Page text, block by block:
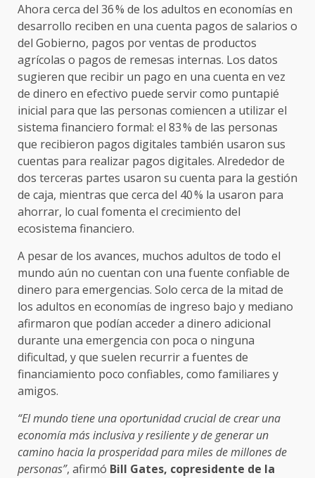
Ahora cerca del 36 % de los adultos en economías en
desarrollo reciben en una cuenta pagos de salarios o
del Gobierno, pagos por ventas de productos
agrícolas o pagos de remesas internas. Los datos
sugieren que recibir un pago en una cuenta en vez
de dinero en efectivo puede servir como puntapié
inicial para que las personas comiencen a utilizar el
sistema financiero formal: el 83 % de las personas
que recibieron pagos digitales también usaron sus
cuentas para realizar pagos digitales. Alrededor de
dos terceras partes usaron su cuenta para la gestión
de caja, mientras que cerca del 40 % la usaron para
ahorrar, lo cual fomenta el crecimiento del
ecosistema financiero.
A pesar de los avances, muchos adultos de todo el
mundo aún no cuentan con una fuente confiable de
dinero para emergencias. Solo cerca de la mitad de
los adultos en economías de ingreso bajo y mediano
afirmaron que podían acceder a dinero adicional
durante una emergencia con poca o ninguna
dificultad, y que suelen recurrir a fuentes de
financiamiento poco confiables, como familiares y
amigos.
“El mundo tiene una oportunidad crucial de crear una
economía más inclusiva y resiliente y de generar un
camino hacia la prosperidad para miles de millones de
personas”, afirmó Bill Gates, copresidente de la